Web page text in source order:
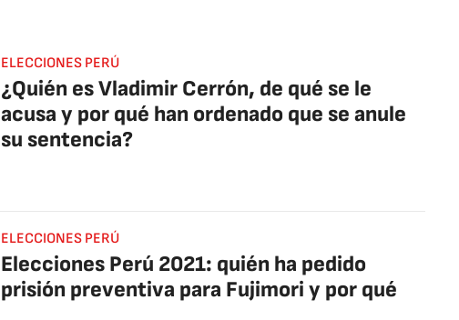
ELECCIONES PERÚ
¿Quién es Vladimir Cerrón, de qué se le
acusa y por qué han ordenado que se anule
su sentencia?
ELECCIONES PERÚ
Elecciones Perú 2021: quién ha pedido
prisión preventiva para Fujimori y por qué